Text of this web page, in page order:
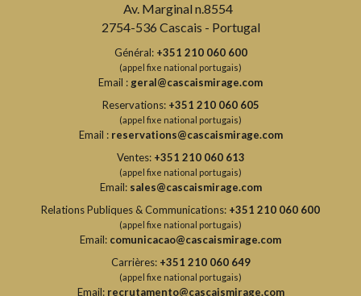
Av. Marginal n.8554
2754-536 Cascais - Portugal
Général: +351 210 060 600
(appel fixe national portugais)
Email : geral@cascaismirage.com
Reservations: +351 210 060 605
(appel fixe national portugais)
Email : reservations@cascaismirage.com
Ventes: +351 210 060 613
(appel fixe national portugais)
Email: sales@cascaismirage.com
Relations Publiques & Communications: +351 210 060 600
(appel fixe national portugais)
Email: comunicacao@cascaismirage.com
Carrières: +351 210 060 649
(appel fixe national portugais)
Email: recrutamento@cascaismirage.com